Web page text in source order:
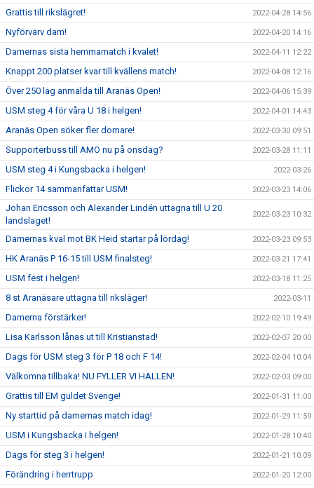
Grattis till rikslägret! 2022-04-28 14:56
Nyförvärv dam! 2022-04-20 14:16
Damernas sista hemmamatch i kvalet! 2022-04-11 12:22
Knappt 200 platser kvar till kvällens match! 2022-04-08 12:16
Över 250 lag anmälda till Aranäs Open! 2022-04-06 15:39
USM steg 4 för våra U 18 i helgen! 2022-04-01 14:43
Aranäs Open söker fler domare! 2022-03-30 09:51
Supporterbuss till AMO nu på onsdag? 2022-03-28 11:11
USM steg 4 i Kungsbacka i helgen! 2022-03-26
Flickor 14 sammanfattar USM! 2022-03-23 14:06
Johan Ericsson och Alexander Lindén uttagna till U 20
landslaget!
2022-03-23 10:32
Damernas kval mot BK Heid startar på lördag! 2022-03-23 09:53
HK Aranäs P 16-15 till USM finalsteg! 2022-03-21 17:41
USM fest i helgen! 2022-03-18 11:25
8 st Aranäsare uttagna till riksläger! 2022-03-11
Damerna förstärker! 2022-02-10 19:49
Lisa Karlsson lånas ut till Kristianstad! 2022-02-07 20:00
Dags för USM steg 3 för P 18 och F 14! 2022-02-04 10:04
Välkomna tillbaka! NU FYLLER VI HALLEN! 2022-02-03 09:00
Grattis till EM guldet Sverige! 2022-01-31 11:00
Ny starttid på damernas match idag! 2022-01-29 11:59
USM i Kungsbacka i helgen! 2022-01-28 10:40
Dags för steg 3 i helgen! 2022-01-21 10:09
Förändring i herrtrupp 2022-01-20 12:00